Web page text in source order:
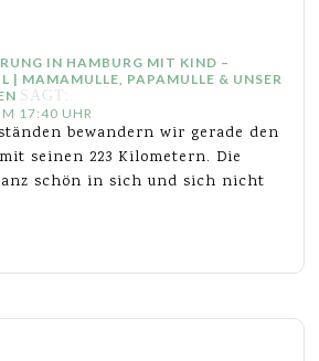
IN HAMBURG MIT KIND –
| MAMAMULLE, PAPAMULLE & UNSER
SAGT:
17:40 UHR
bewandern wir gerade den
seinen 223 Kilometern. Die
schön in sich und sich nicht